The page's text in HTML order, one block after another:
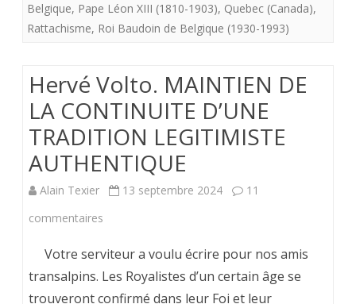
Belgique, Pape Léon XIII (1810-1903), Quebec (Canada),
Rattachisme, Roi Baudoin de Belgique (1930-1993)
Hervé Volto. MAINTIEN DE
LA CONTINUITE D’UNE
TRADITION LEGITIMISTE
AUTHENTIQUE
Alain Texier 13 septembre 2024
11
commentaires
Volto.
MAINTIEN
Votre serviteur a voulu écrire pour nos amis
transalpins. Les Royalistes d’un certain âge se
trouveront confirmé dans leur Foi et leur